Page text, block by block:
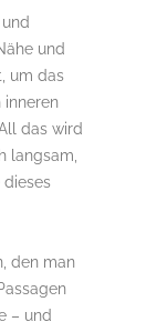
und
um das
inneren
das wird
langsam,
den man
– und